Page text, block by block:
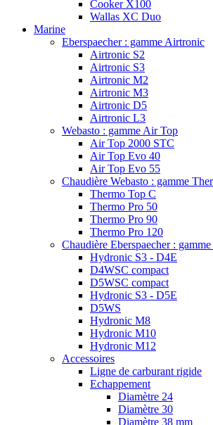
Cooker X100
Wallas XC Duo
Marine
Eberspaecher : gamme Airtronic
Airtronic S2
Airtronic S3
Airtronic M2
Airtronic M3
Airtronic D5
Airtronic L3
Webasto : gamme Air Top
Air Top 2000 STC
Air Top Evo 40
Air Top Evo 55
Chaudière Webasto : gamme
Thermo Top C
Thermo Pro 50
Thermo Pro 90
Thermo Pro 120
Chaudière Eberspaecher :
Hydronic S3 - D4E
D4WSC compact
D5WSC compact
Hydronic S3 - D5E
D5WS
Hydronic M8
Hydronic M10
Hydronic M12
Accessoires
Ligne de carburant rigide
Echappement
Diamètre 24
Diamètre 30
Diamètre 38 mm